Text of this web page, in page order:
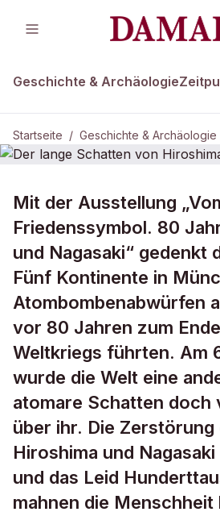
Geschichte & Archäologie
Startseite / Geschichte & Archäologie
Der lange Schatten
und Nagasaki
Mit der Ausstellung
Friedenssymbol. 80
und Nagasaki“ gedenkt
Fünf Kontinente in
Atombombenabwürfen
vor 80 Jahren zum
Weltkriegs führten. Am
wurde die Welt eine
atomare Schatten doch
über ihr. Die Zerstörung
Hiroshima und
und das Leid
mahnen die Menschheit